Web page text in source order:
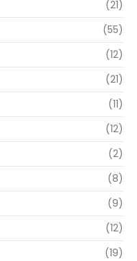
(21)
(55)
(12)
(21)
(11)
(12)
(2)
(8)
(9)
(12)
(19)